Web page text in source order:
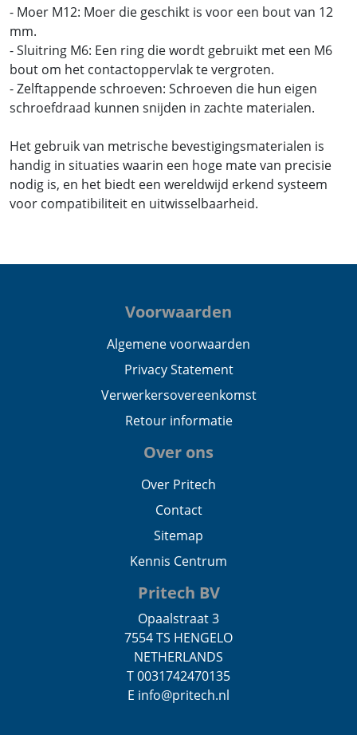
- Moer M12: Moer die geschikt is voor een bout van 12
mm.
- Sluitring M6: Een ring die wordt gebruikt met een M6
bout om het contactoppervlak te vergroten.
- Zelftappende schroeven: Schroeven die hun eigen
schroefdraad kunnen snijden in zachte materialen.
Het gebruik van metrische bevestigingsmaterialen is
handig in situaties waarin een hoge mate van precisie
nodig is, en het biedt een wereldwijd erkend systeem
voor compatibiliteit en uitwisselbaarheid.
Voorwaarden
Algemene voorwaarden
Privacy Statement
Verwerkersovereenkomst
Retour informatie
Over ons
Over Pritech
Contact
Sitemap
Kennis Centrum
Pritech BV
Opaalstraat 3
7554 TS HENGELO
NETHERLANDS
T 0031742470135
E info@pritech.nl